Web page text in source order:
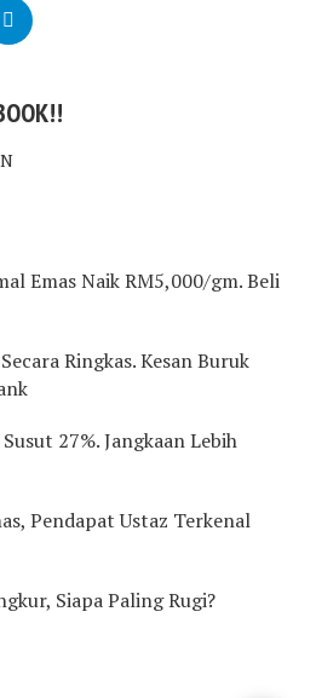
Emas Naik RM5,000/gm. Beli
Ringkas. Kesan Buruk
27%. Jangkaan Lebih
Pendapat Ustaz Terkenal
Siapa Paling Rugi?